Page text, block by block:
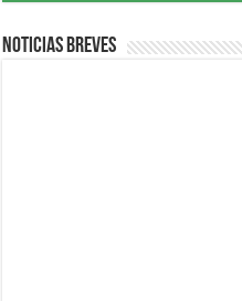
Noticias breves